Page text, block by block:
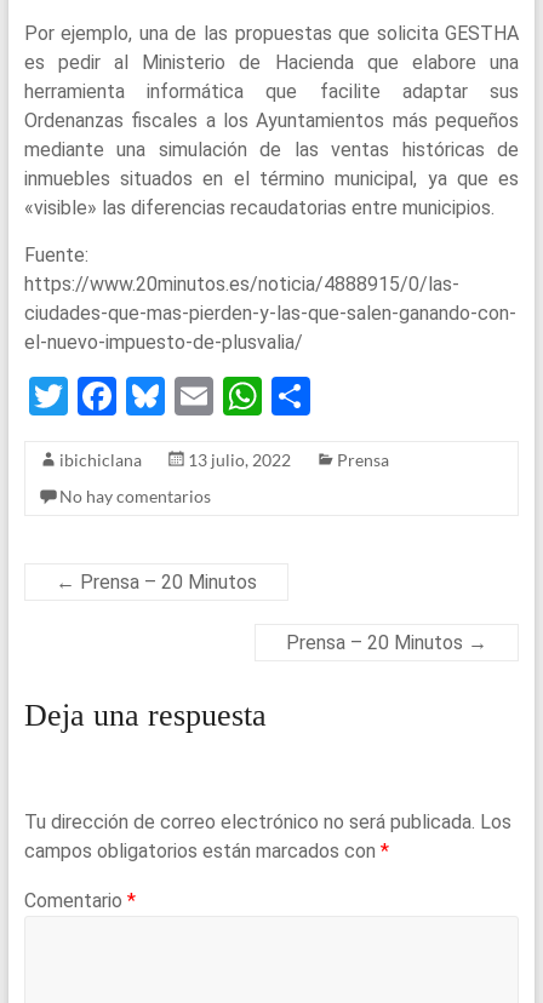
Por ejemplo, una de las propuestas que solicita GESTHA
es pedir al Ministerio de Hacienda que elabore una
herramienta informática que facilite adaptar sus
Ordenanzas fiscales a los Ayuntamientos más pequeños
mediante una simulación de las ventas históricas de
inmuebles situados en el término municipal, ya que es
«visible» las diferencias recaudatorias entre municipios.
Fuente:
https://www.20minutos.es/noticia/4888915/0/las-
ciudades-que-mas-pierden-y-las-que-salen-ganando-con-
el-nuevo-impuesto-de-plusvalia/
T
tt
er
F
ce
b
o
Bl
es
ky
E
ail
W
at
S
ar
ibichiclana 13 julio, 2022
Prensa
No hay comentarios
← Prensa – 20 Minutos
Prensa – 20 Minutos →
Deja una respuesta
Tu dirección de correo electrónico no será publicada. Los
campos obligatorios están marcados con *
Comentario *